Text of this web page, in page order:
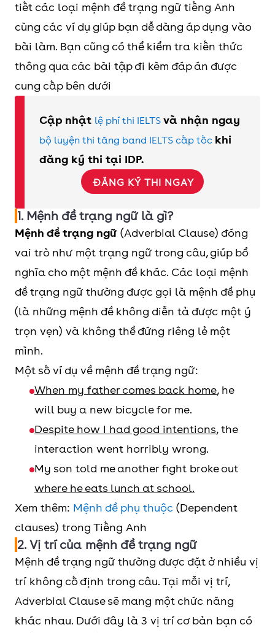
tiết các loại mệnh đề trạng ngữ tiếng Anh
cùng các ví dụ giúp bạn dễ dàng áp dụng vào
bài làm. Bạn cũng có thể kiểm tra kiến thức
thông qua các bài tập đi kèm đáp án được
cung cấp bên dưới
Cập nhật lệ phí thi IELTS và nhận ngay
bộ luyện thi tăng band IELTS cấp tốc khi
đăng ký thi tại IDP.
ĐĂNG KÝ THI NGAY
1. Mệnh đề trạng ngữ là gì?
Mệnh đề trạng ngữ (Adverbial Clause) đóng
vai trò như một trạng ngữ trong câu, giúp bổ
nghĩa cho một mệnh đề khác. Các loại mệnh
đề trạng ngữ thường được gọi là mệnh đề phụ
(là những mệnh đề không diễn tả được một ý
trọn vẹn) và không thể đứng riêng lẻ một
mình.
Một số ví dụ về mệnh đề trạng ngữ:
When my father comes back home, he
will buy a new bicycle for me.
Despite how I had good intentions, the
interaction went horribly wrong.
My son told me another fight broke out
where he eats lunch at school.
Xem thêm: Mệnh đề phụ thuộc (Dependent
clauses) trong Tiếng Anh
2. Vị trí của mệnh đề trạng ngữ
Mệnh đề trạng ngữ thường được đặt ở nhiều vị
trí không cố định trong câu. Tại mỗi vị trí,
Adverbial Clause sẽ mang một chức năng
khác nhau. Dưới đây là 3 vị trí cơ bản bạn có